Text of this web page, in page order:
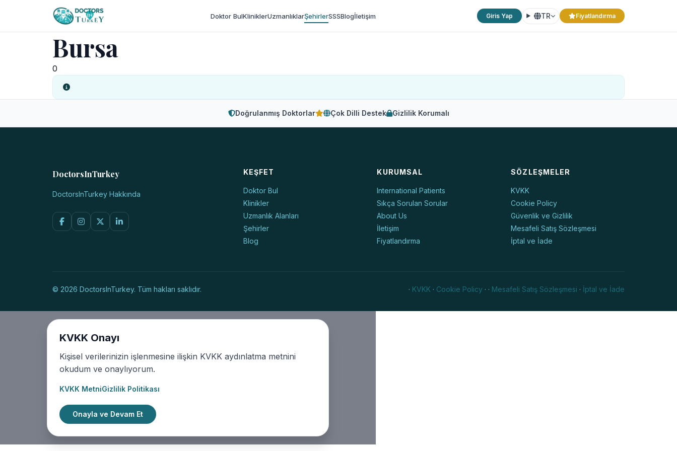
Doktor BulKliniklerUzmanlıklarŞehirlerSSSBlogİletişim Giris Yap TR Fiyatlandırma
Bursa
0
Doğrulanmış Doktorlar Çok Dilli Destek Gizlilik Korumalı
DoctorsInTurkey
DoctorsInTurkey Hakkında
KEŞFET
Doktor Bul
Klinikler
Uzmanlık Alanları
Şehirler
Blog
KURUMSAL
International Patients
Sıkça Sorulan Sorular
About Us
İletişim
Fiyatlandırma
SÖZLEŞMELER
KVKK
Cookie Policy
Güvenlik ve Gizlilik
Mesafeli Satış Sözleşmesi
İptal ve İade
© 2026 DoctorsInTurkey. Tüm hakları saklıdır. · KVKK · Cookie Policy · · Mesafeli Satış Sözleşmesi · İptal ve İade
KVKK Onayı
Kişisel verilerinizin işlenmesine ilişkin KVKK aydınlatma metnini
okudum ve onaylıyorum.
KVKK MetniGizlilik Politikası
Onayla ve Devam Et